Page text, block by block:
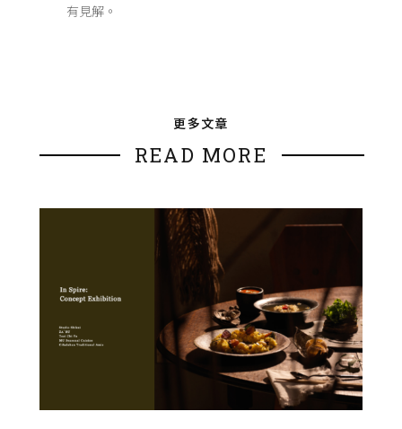
有見解。
更多文章
READ MORE